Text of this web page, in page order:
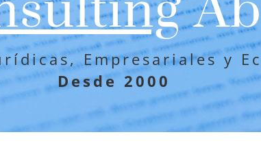
Empresariales y
Desde 2000